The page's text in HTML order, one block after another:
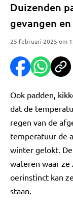
Duizenden
gevangen
25 februari 2025 om
Ook padden,
dat de
regen van de
temperatuur de
winter gelokt.
wateren waar
oerinstinct kan
staan.